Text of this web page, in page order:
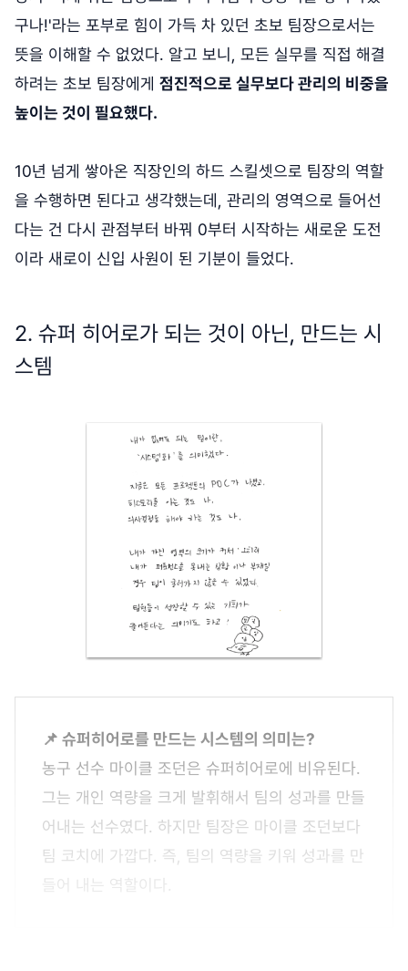
구나!'라는 포부로 힘이 가득 차 있던 초보 팀장으로서는
뜻을 이해할 수 없었다. 알고 보니, 모든 실무를 직접 해결
하려는 초보 팀장에게 점진적으로 실무보다 관리의 비중을
높이는 것이 필요했다.
10년 넘게 쌓아온 직장인의 하드 스킬셋으로 팀장의 역할
을 수행하면 된다고 생각했는데, 관리의 영역으로 들어선
다는 건 다시 관점부터 바꿔 0부터 시작하는 새로운 도전
이라 새로이 신입 사원이 된 기분이 들었다.
2. 슈퍼 히어로가 되는 것이 아닌, 만드는 시
스템
📌 슈퍼히어로를 만드는 시스템의 의미는?
농구 선수 마이클 조던은 슈퍼히어로에 비유된다.
그는 개인 역량을 크게 발휘해서 팀의 성과를 만들
어내는 선수였다. 하지만 팀장은 마이클 조던보다
팀 코치에 가깝다. 즉, 팀의 역량을 키워 성과를 만
들어 내는 역할이다.